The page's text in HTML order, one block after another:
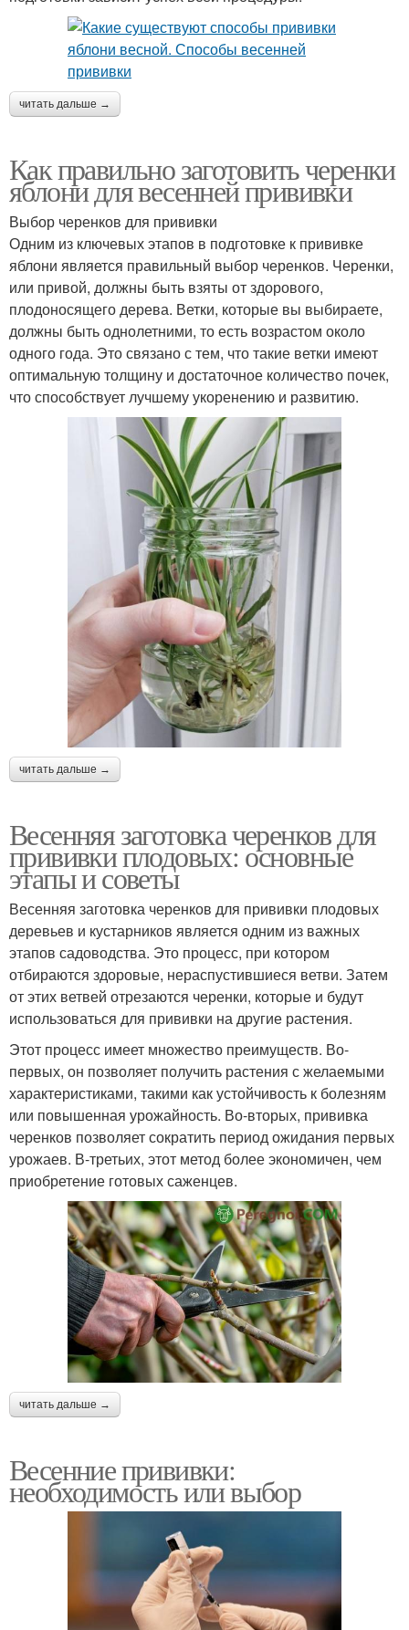
читать дальше →
Как правильно заготовить черенки
яблони для весенней прививки
Выбор черенков для прививки
Одним из ключевых этапов в подготовке к прививке
яблони является правильный выбор черенков. Черенки,
или привой, должны быть взяты от здорового,
плодоносящего дерева. Ветки, которые вы выбираете,
должны быть однолетними, то есть возрастом около
одного года. Это связано с тем, что такие ветки имеют
оптимальную толщину и достаточное количество почек,
что способствует лучшему укоренению и развитию.
читать дальше →
Весенняя заготовка черенков для
прививки плодовых: основные
этапы и советы
Весенняя заготовка черенков для прививки плодовых
деревьев и кустарников является одним из важных
этапов садоводства. Это процесс, при котором
отбираются здоровые, нераспустившиеся ветви. Затем
от этих ветвей отрезаются черенки, которые и будут
использоваться для прививки на другие растения.
Этот процесс имеет множество преимуществ. Во-
первых, он позволяет получить растения с желаемыми
характеристиками, такими как устойчивость к болезням
или повышенная урожайность. Во-вторых, прививка
черенков позволяет сократить период ожидания первых
урожаев. В-третьих, этот метод более экономичен, чем
приобретение готовых саженцев.
читать дальше →
Весенние прививки:
необходимость или выбор